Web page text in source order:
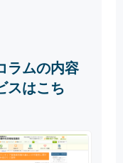
ラムの内容
スはこち